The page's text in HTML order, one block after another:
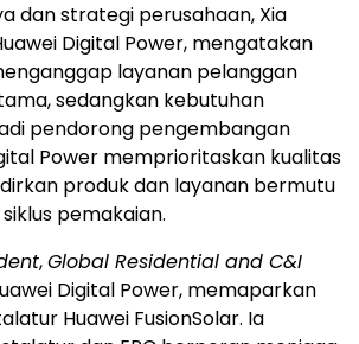
dan strategi perusahaan, Xia
Digital Power, mengatakan
layanan pelanggan
sedangkan kebutuhan
pendorong pengembangan
Power memprioritaskan kualitas
produk dan layanan bermutu
pemakaian.
,Global Residential and C&I
Digital Power, memaparkan
Huawei FusionSolar. Ia